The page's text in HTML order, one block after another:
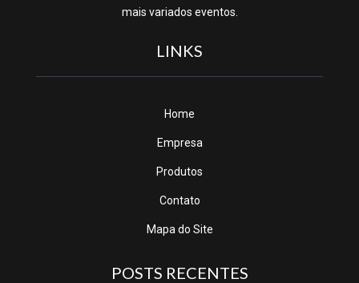
mais variados eventos.
LINKS
Home
Empresa
Produtos
Contato
Mapa do Site
POSTS RECENTES